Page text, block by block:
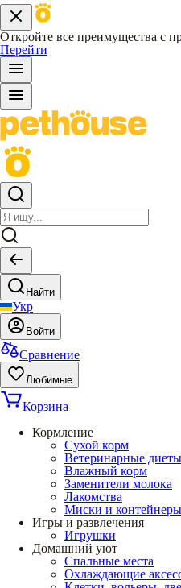
Откройте все преимущества с
Перейти
Найти
Укр
Войти
Сравнение
Любимые
Корзина
Кормление
Сухой корм
Ветеринарные диеты
Влажный корм
Заменители молока
Лакомства
Миски и
Игры и развлечения
Игрушки
Домашний уют
Спальные места
Охлаждающие